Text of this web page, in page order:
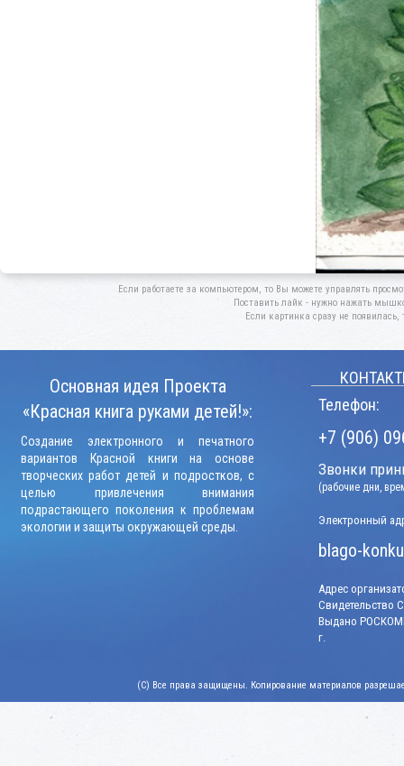
Если работаете за компьютером, то Вы можете управлять
Поставить лайк - нужно нажать
Если картинка сразу не появилась,
Основная идея Проекта
«Красная книга руками детей!»:
Создание электронного и печатного
вариантов Красной книги на основе
творческих работ детей и подростков, с
целью привлечения внимания
подрастающего поколения к проблемам
экологии и защиты окружающей среды.
Телефон:
+7 (906)
Звонки
(рабочие дни,
Электронный
blago-
Адрес
Свидетельство
Выдано
г.
(C) Все права защищены. Копирование материалов